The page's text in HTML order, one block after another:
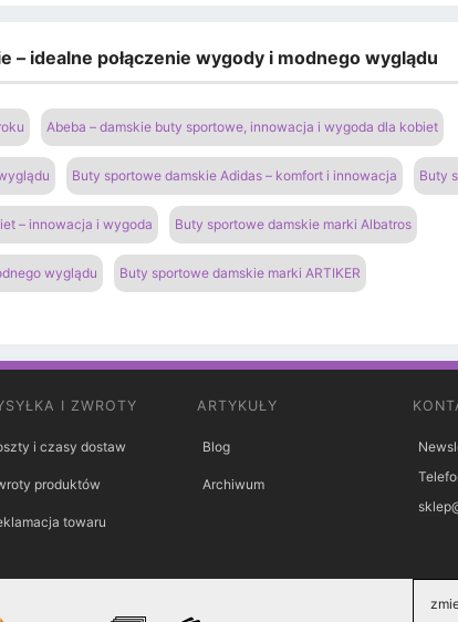
idealne połączenie wygody i modnego wyglądu
Abeba – damskie buty sportowe, innowacja i wygoda dla kobiet
Buty sportowe damskie Adidas – komfort i innowacja Buty
– innowacja i wygoda Buty sportowe damskie marki Albatros
wyglądu Buty sportowe damskie marki ARTIKER
I ZWROTY
i czasy dostaw
produktów
towaru
ARTYKUŁY
Blog
Archiwum